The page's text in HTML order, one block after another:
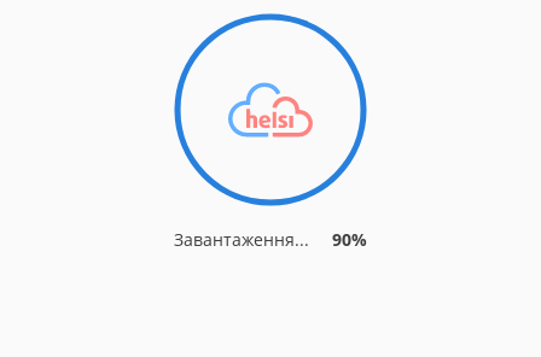
Завантаження... 90%